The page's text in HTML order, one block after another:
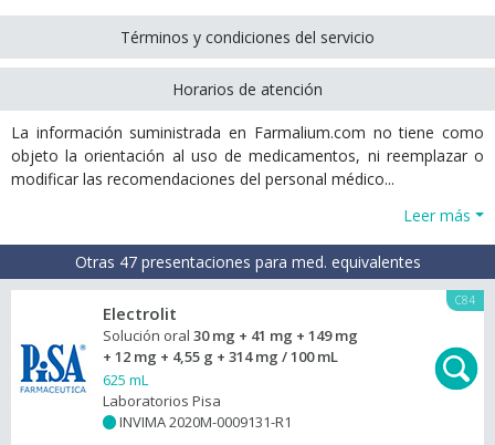
Términos y condiciones del servicio
Horarios de atención
La información suministrada en Farmalium.com no tiene como
objeto la orientación al uso de medicamentos, ni reemplazar o
modificar las recomendaciones del personal médico...
Leer más
Otras 47 presentaciones para med. equivalentes
C84
Electrolit
Solución oral 30 mg + 41 mg + 149 mg
+ 12 mg + 4,55 g + 314 mg / 100 mL
625 mL
Laboratorios Pisa
INVIMA 2020M-0009131-R1